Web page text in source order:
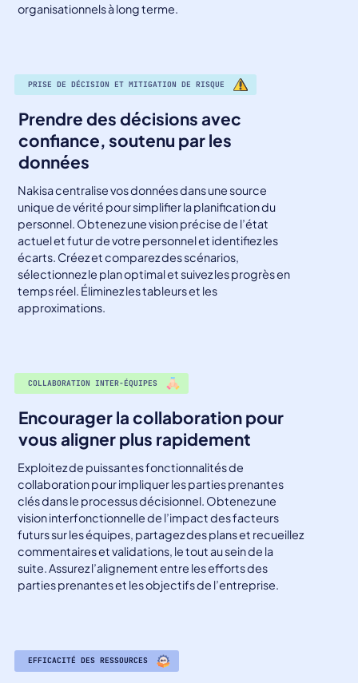
organisationnels à long terme.
PRISE DE DÉCISION ET MITIGATION DE RISQUE
Prendre des décisions avec
confiance, soutenu par les
données
Nakisa centralise vos données dans une source
unique de vérité pour simplifier la planification du
personnel. Obtenez une vision précise de l’état
actuel et futur de votre personnel et identifiez les
écarts. Créez et comparez des scénarios,
sélectionnez le plan optimal et suivez les progrès en
temps réel. Éliminez les tableurs et les
approximations.
COLLABORATION INTER-ÉQUIPES
Encourager la collaboration pour
vous aligner plus rapidement
Exploitez de puissantes fonctionnalités de
collaboration pour impliquer les parties prenantes
clés dans le processus décisionnel. Obtenez une
vision interfonctionnelle de l’impact des facteurs
futurs sur les équipes, partagez des plans et recueillez
commentaires et validations, le tout au sein de la
suite. Assurez l’alignement entre les efforts des
parties prenantes et les objectifs de l’entreprise.
EFFICACITÉ DES RESSOURCES